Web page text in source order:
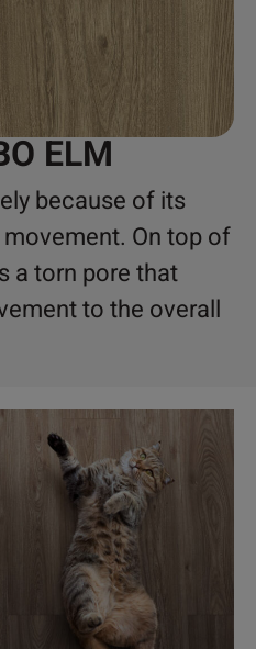
ELM
because of its
On top of
a torn pore that
to the overall